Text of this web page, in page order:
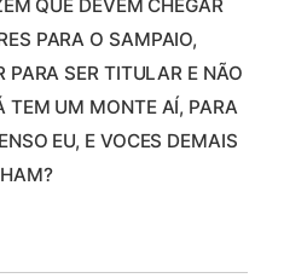
QUE DEVEM CHEGAR
PARA O SAMPAIO,
PARA SER TITULAR E NÃO
TEM UM MONTE AÍ, PARA
EU, E VOCES DEMAIS